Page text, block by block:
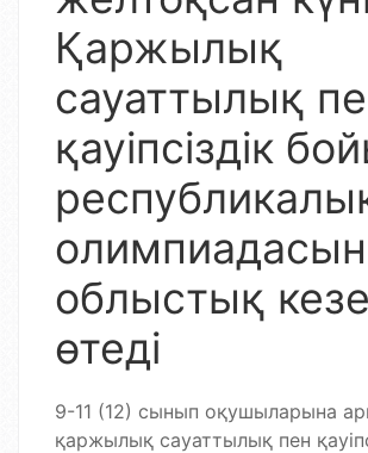
Қаржылық
сауаттылық
қауіпсіздік
облыстық
өтеді
9-11 (12) сынып оқушыларына
қаржылық сауаттылық пен